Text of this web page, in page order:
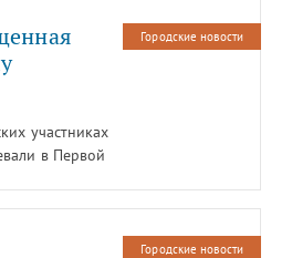
Городские новости
участниках
в Первой
Городские новости